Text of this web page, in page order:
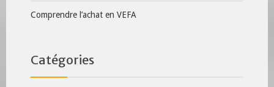
Comprendre l’achat en VEFA
Catégories